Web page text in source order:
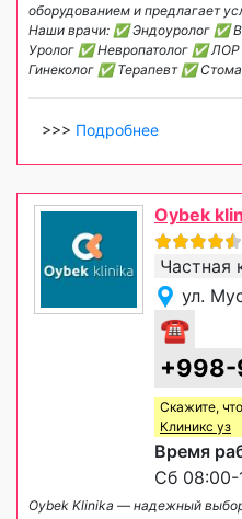
оборудованием и предлагает
Наши врачи: ✅ Эндоуролог ✅
Уролог ✅ Невропатолог ✅
Гинеколог ✅ Терапевт ✅
>>> Подробнее
Oybek
Частная
ул.
☎
Скажите,
Клиникс уз
Время
Сб 08:00-
Oybek Klinika — надежный